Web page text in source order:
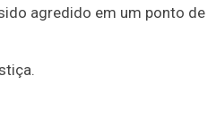
agredido em um ponto de